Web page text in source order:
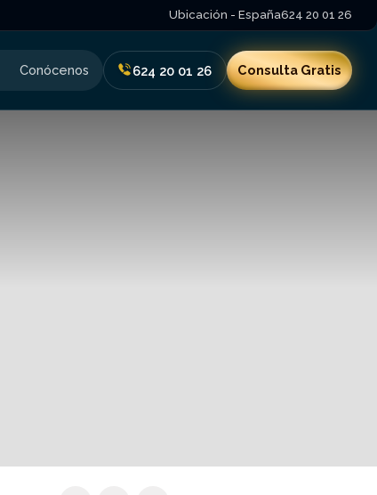
Ubicación - España624 20 01 26
Conócenos 624 20 01 26 Consulta Gratis